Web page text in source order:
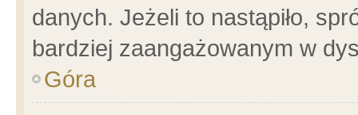
danych. Jeżeli to nastąpiło,
bardziej zaangażowanym w
Góra